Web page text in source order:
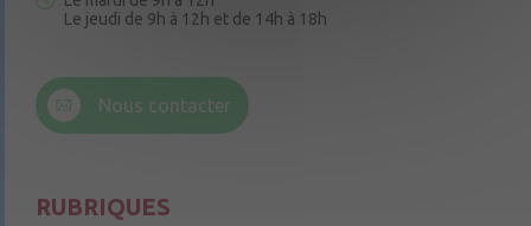
Le jeudi de 9h à 12h et de 14h à 18h
Nous contacter
RUBRIQUES